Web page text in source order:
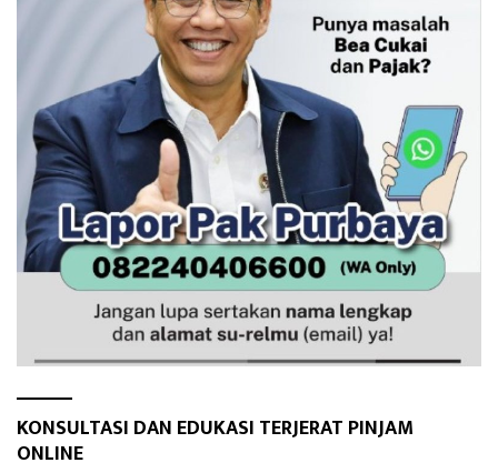
KONSULTASI DAN EDUKASI TERJERAT PINJAM
ONLINE